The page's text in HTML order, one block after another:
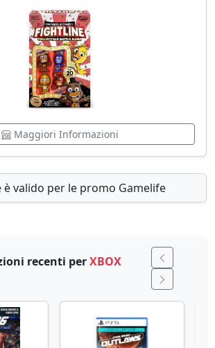
Maggiori Informazioni
è valido per le promo Gamelife
recenti perXBOX